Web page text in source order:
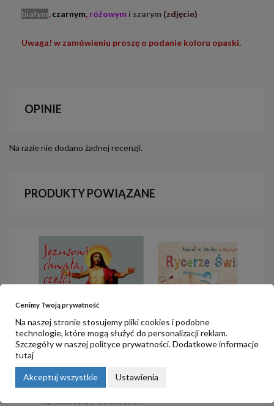
białym, czarnym, różowym i szarym (zdjęcie)
Uwaga! w zamówieniu proszę o podanie koloru opaski.
OPINIE
Na razie nie dodano żadnej recenzji.
PRODUKTY POWIĄZANE
15,00 zł
Najniższa cena w okresie 30 dni
Cenimy Twoją prywatność
Na naszej stronie stosujemy pliki cookies i podobne
technologie, które mogą służyć do personalizacji reklam.
Szczegóły w naszejpolityce prywatności. Dodatkowe informacje
tutaj
Akceptuj wszystkie Ustawienia